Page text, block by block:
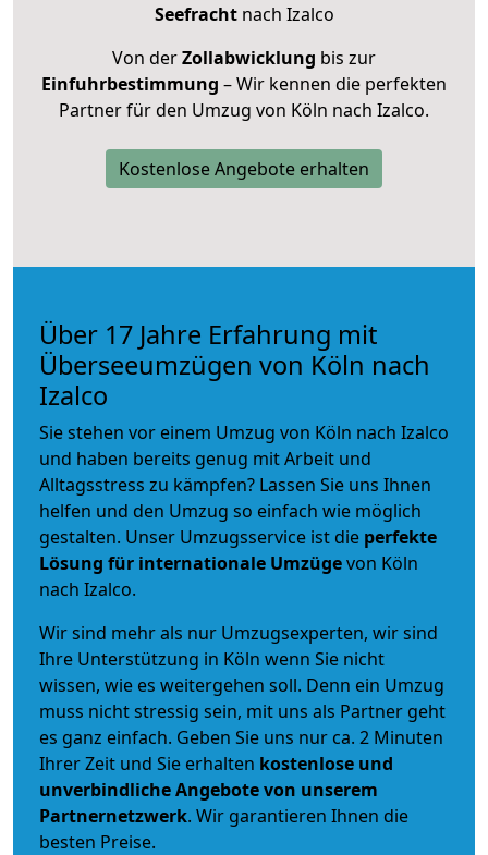
Seefrachtnach Izalco
Von derZollabwicklung bis zur
Einfuhrbestimmung – Wir kennen die perfekten
Partner für den Umzug von Köln nach Izalco.
Kostenlose Angebote erhalten
Über 17 Jahre Erfahrung mit
Überseeumzügen von Köln nach
Izalco
Sie stehen vor einem Umzug von Köln nach Izalco
und haben bereits genug mit Arbeit und
Alltagsstress zu kämpfen? Lassen Sie uns Ihnen
helfen und den Umzug so einfach wie möglich
gestalten. Unser Umzugsservice ist die perfekte
Lösung für internationale Umzügevon Köln
nach Izalco.
Wir sind mehr als nur Umzugsexperten, wir sind
Ihre Unterstützung in Köln wenn Sie nicht
wissen, wie es weitergehen soll. Denn ein Umzug
muss nicht stressig sein, mit uns als Partner geht
es ganz einfach. Geben Sie uns nur ca. 2 Minuten
Ihrer Zeit und Sie erhalten kostenlose und
unverbindlicheAngebote von unserem
Partnernetzwerk. Wir garantieren Ihnen die
besten Preise.